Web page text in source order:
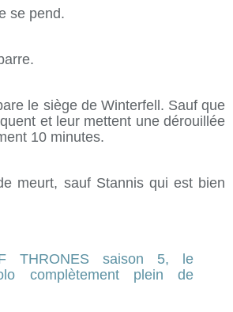
se pend.
le siège de Winterfell. Sauf que
et leur mettent une dérouillée
10 minutes.
meurt, sauf Stannis qui est bien